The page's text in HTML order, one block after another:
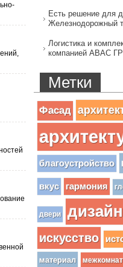
Есть решение для
Железнодорожный
Логистика и
компанией АВАС
Метки
Фасад
благоустройство
вкус гармония
двери дизайн
искусство
материал